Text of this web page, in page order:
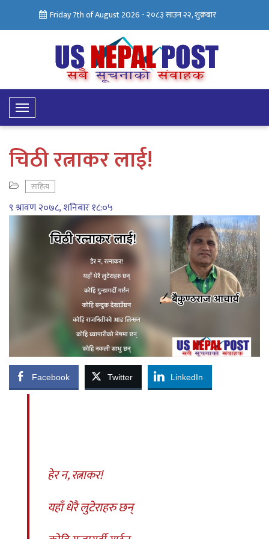
Friday 7th of August 2026 -२०८३ साउन २२, शुक्रबार
Toggle
Navigation
चिठी रत्नाकर लाई!
साहित्य
९ श्रावण २०७८, शनिबार १८:०५
Facebook Twitter LinkedIn
हेरन,रत्नाकर!
यहाँधेरैलुटेराहरुछन्